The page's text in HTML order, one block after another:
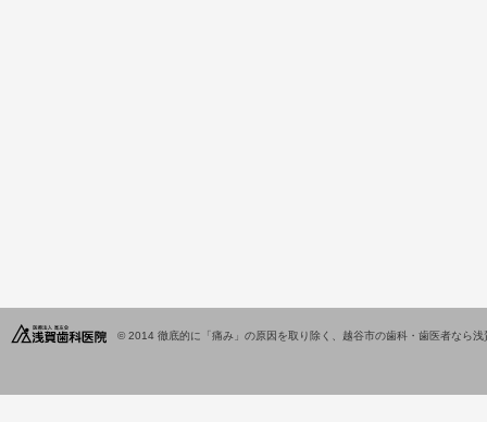
© 2014 徹底的に「痛み」の原因を取り除く、越谷市の歯科・歯医者なら